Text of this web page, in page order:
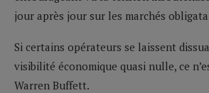
jour après jour sur les marchés
Si certains opérateurs se laissent
visibilité économique quasi nulle, ce
Warren Buffett.